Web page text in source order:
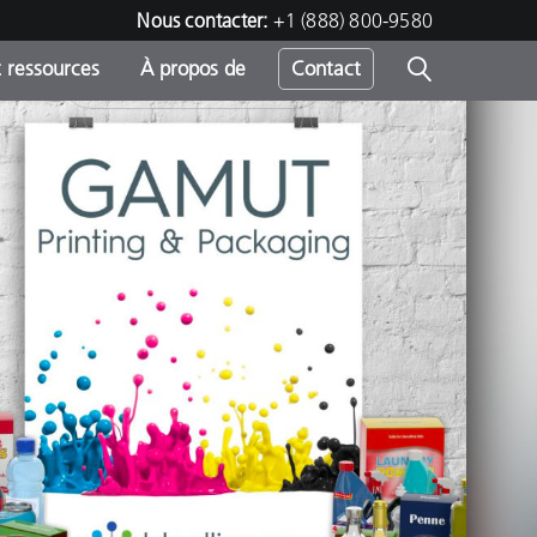
Nous contacter: +1 (888) 800-9580
À propos de Contact